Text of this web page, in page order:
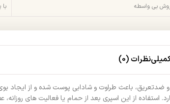
بی واسطه
نظرات (0)
و ضد‌تعریق، باعث طراوت و شادابی پوست شده و از
استفاده از این اسپری بعد از حمام یا فعالیت‌ های